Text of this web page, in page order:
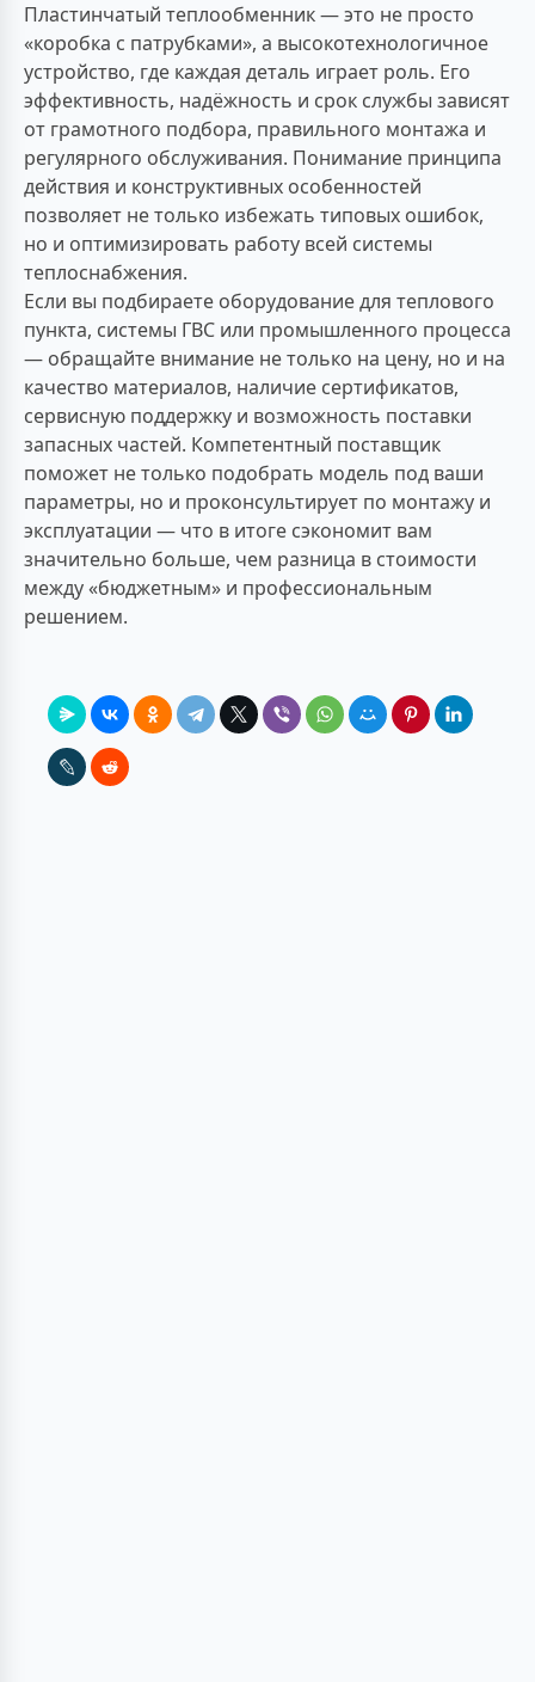
Пластинчатый теплообменник — это не просто
«коробка с патрубками», а высокотехнологичное
устройство, где каждая деталь играет роль. Его
эффективность, надёжность и срок службы зависят
от грамотного подбора, правильного монтажа и
регулярного обслуживания. Понимание принципа
действия и конструктивных особенностей
позволяет не только избежать типовых ошибок,
но и оптимизировать работу всей системы
теплоснабжения.
Если вы подбираете оборудование для теплового
пункта, системы ГВС или промышленного процесса
— обращайте внимание не только на цену, но и на
качество материалов, наличие сертификатов,
сервисную поддержку и возможность поставки
запасных частей. Компетентный поставщик
поможет не только подобрать модель под ваши
параметры, но и проконсультирует по монтажу и
эксплуатации — что в итоге сэкономит вам
значительно больше, чем разница в стоимости
между «бюджетным» и профессиональным
решением.